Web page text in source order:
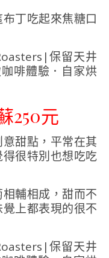
丁吃起來焦糖口
250元
甜點，平常在其
很特別也想吃吃
輔相成，甜而不
上都表現的很不